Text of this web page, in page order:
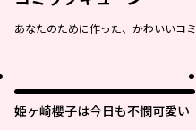
あなたのために作った、かわいいコミ
姫ヶ崎櫻子は今日も不憫可愛い